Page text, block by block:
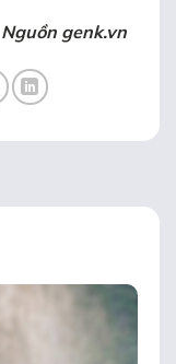
Nguồn genk.vn